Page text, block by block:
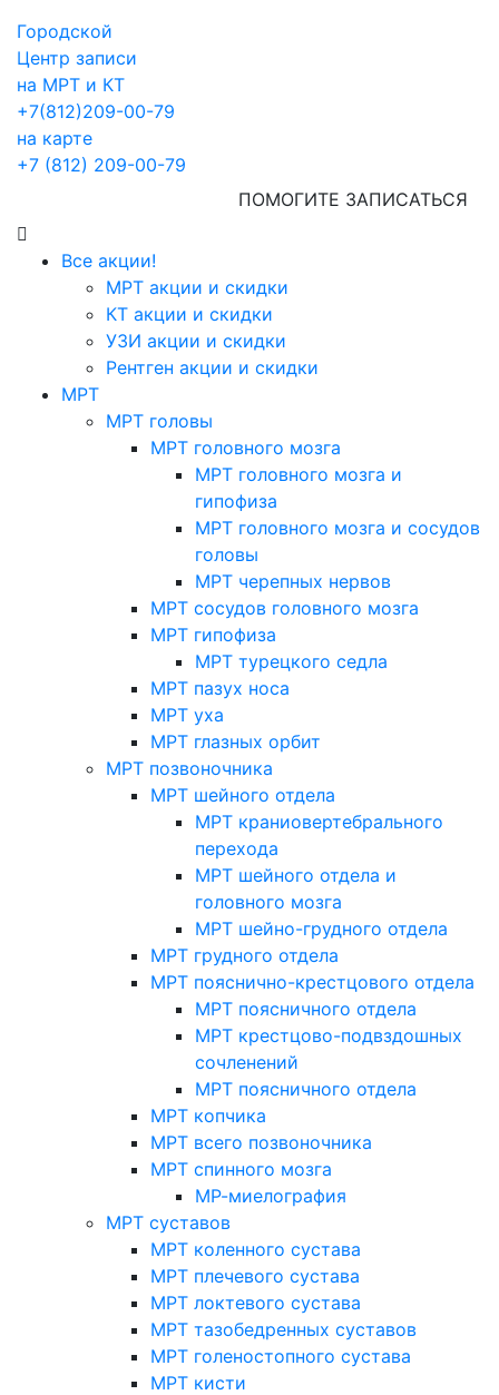
Городской
Центр записи
на МРТ и КТ
+7(812)209-00-79
на карте
+7 (812) 209-00-79
ПОМОГИТЕ ЗАПИСАТЬСЯ
Все акции!
МРТ акции и скидки
КТ акции и скидки
УЗИ акции и скидки
Рентген акции и скидки
МРТ
МРТ головы
МРТ головного мозга
МРТ головного мозга и
гипофиза
МРТ головного мозга и сосудов
головы
МРТ черепных нервов
МРТ сосудов головного мозга
МРТ гипофиза
МРТ турецкого седла
МРТ пазух носа
МРТ уха
МРТ глазных орбит
МРТ позвоночника
МРТ шейного отдела
МРТ краниовертебрального
перехода
МРТ шейного отдела и
головного мозга
МРТ шейно-грудного отдела
МРТ грудного отдела
МРТ пояснично-крестцового отдела
МРТ поясничного отдела
МРТ крестцово-подвздошных
сочленений
МРТ поясничного отдела
МРТ копчика
МРТ всего позвоночника
МРТ спинного мозга
МР-миелография
МРТ суставов
МРТ коленного сустава
МРТ плечевого сустава
МРТ локтевого сустава
МРТ тазобедренных суставов
МРТ голеностопного сустава
МРТ кисти